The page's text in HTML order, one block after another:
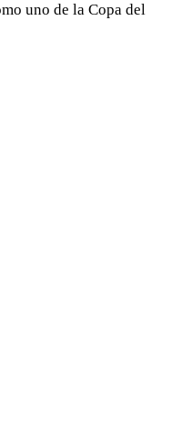
uno de la Copa del